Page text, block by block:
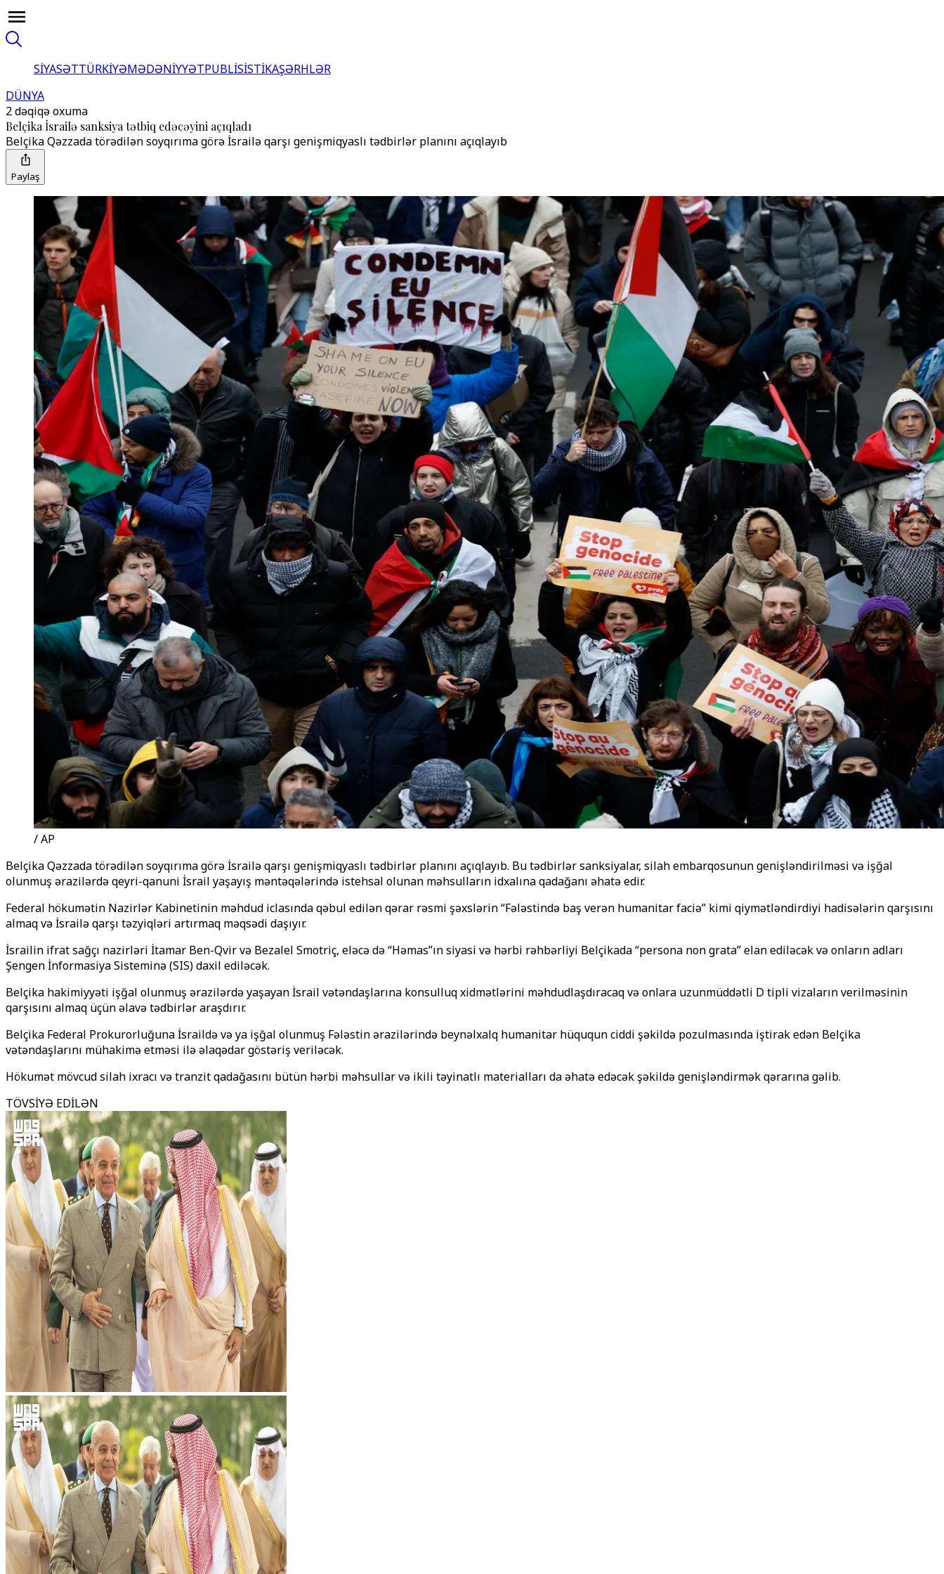
SİYASƏTTÜRKİYƏMƏDƏNİYYƏTPUBLİSİSTİKAŞƏRHLƏR
DÜNYA
2 dəqiqə oxuma
Belçika İsrailə sanksiya tətbiq edəcəyini açıqladı
Belçika Qəzzada törədilən soyqırıma görə İsrailə qarşı genişmiqyaslı tədbirlər planını açıqlayıb
Paylaş
/ AP
Belçika Qəzzada törədilən soyqırıma görə İsrailə qarşı genişmiqyaslı tədbirlər planını açıqlayıb. Bu tədbirlər sanksiyalar, silah embarqosunun genişləndirilməsi və işğal
olunmuş ərazilərdə qeyri-qanuni İsrail yaşayış məntəqələrində istehsal olunan məhsulların idxalına qadağanı əhatə edir.
Federal hökumətin Nazirlər Kabinetinin məhdud iclasında qəbul edilən qərar rəsmi şəxslərin “Fələstində baş verən humanitar faciə” kimi qiymətləndirdiyi hadisələrin qarşısını
almaq və İsrailə qarşı təzyiqləri artırmaq məqsədi daşıyır.
İsrailin ifrat sağçı nazirləri İtamar Ben-Qvir və Bezalel Smotriç, eləcə də “Həmas”ın siyasi və hərbi rəhbərliyi Belçikada “persona non grata” elan ediləcək və onların adları
Şengen İnformasiya Sisteminə (SIS) daxil ediləcək.
Belçika hakimiyyəti işğal olunmuş ərazilərdə yaşayan İsrail vətəndaşlarına konsulluq xidmətlərini məhdudlaşdıracaq və onlara uzunmüddətli D tipli vizaların verilməsinin
qarşısını almaq üçün əlavə tədbirlər araşdırır.
Belçika Federal Prokurorluğuna İsraildə və ya işğal olunmuş Fələstin ərazilərində beynəlxalq humanitar hüququn ciddi şəkildə pozulmasında iştirak edən Belçika
vətəndaşlarını mühakimə etməsi ilə əlaqədar göstəriş veriləcək.
Hökumət mövcud silah ixracı və tranzit qadağasını bütün hərbi məhsullar və ikili təyinatlı materialları da əhatə edəcək şəkildə genişləndirmək qərarına gəlib.
TÖVSİYƏ EDİLƏN